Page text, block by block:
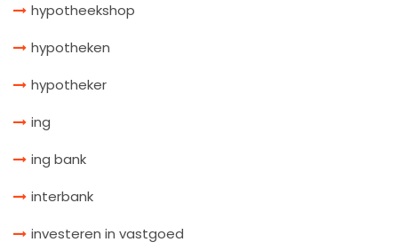
hypotheekshop
hypotheken
hypotheker
ing
ing bank
interbank
investeren in vastgoed